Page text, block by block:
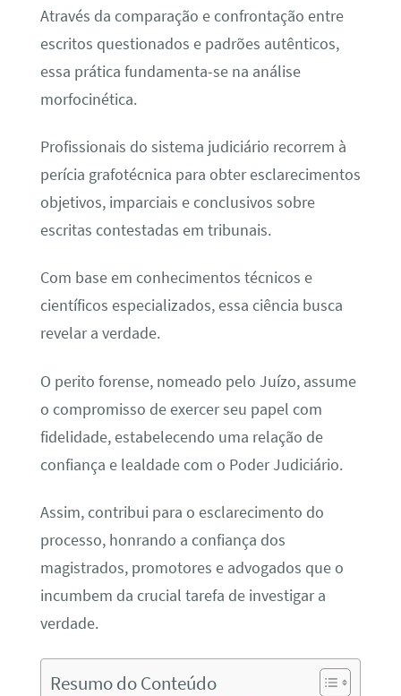
Através da comparação e confrontação entre
escritos questionados e padrões autênticos,
essa prática fundamenta-se na análise
morfocinética.
Profissionais do sistema judiciário recorrem à
perícia grafotécnica para obter esclarecimentos
objetivos, imparciais e conclusivos sobre
escritas contestadas em tribunais.
Com base em conhecimentos técnicos e
científicos especializados, essa ciência busca
revelar a verdade.
O perito forense, nomeado pelo Juízo, assume
o compromisso de exercer seu papel com
fidelidade, estabelecendo uma relação de
confiança e lealdade com o Poder Judiciário.
Assim, contribui para o esclarecimento do
processo, honrando a confiança dos
magistrados, promotores e advogados que o
incumbem da crucial tarefa de investigar a
verdade.
Resumo do Conteúdo